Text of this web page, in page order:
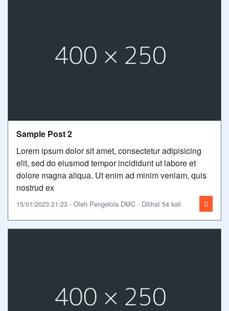
Sample Post 2
Lorem ipsum dolor sit amet, consectetur adipisicing
elit, sed do eiusmod tempor incididunt ut labore et
dolore magna aliqua. Ut enim ad minim veniam, quis
nostrud ex
15/01/2023 21:23 - Oleh Pengelola DMC - Dilihat 54 kali